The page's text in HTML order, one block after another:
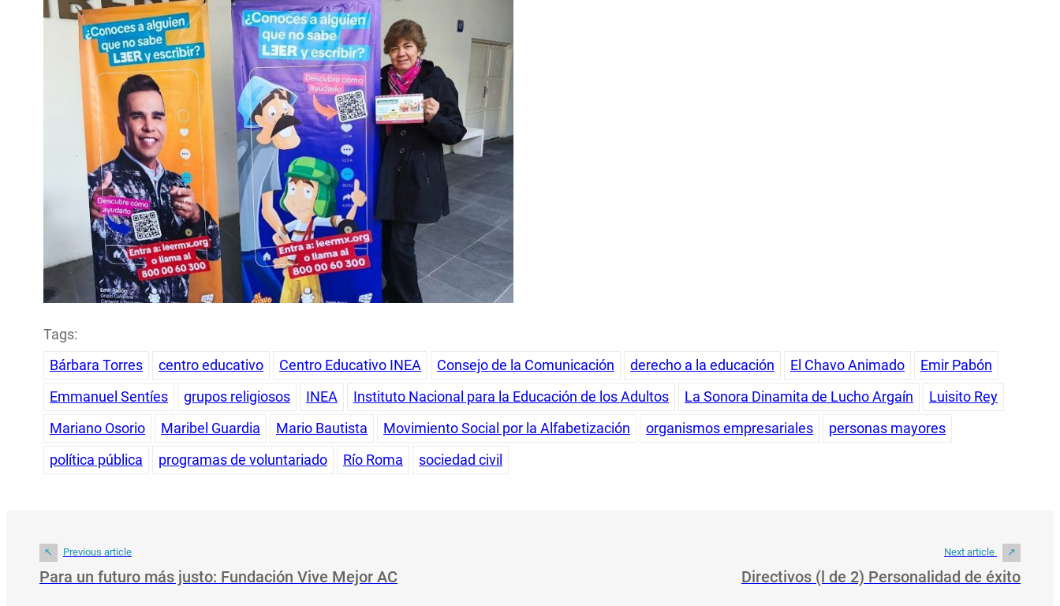
Tags:
Bárbara Torres
centro educativo Centro Educativo INEA Consejo de la Comunicación derecho a la educación El Chavo Animado
Emir Pabón
Emmanuel Sentíes
grupos religiosos INEA Instituto Nacional para la Educación de los Adultos La Sonora Dinamita de Lucho Argaín
Luisito Rey
Mariano Osorio
Maribel Guardia Mario Bautista Movimiento Social por la Alfabetización organismos empresariales
personas mayores
política pública
programas de voluntariado Río Roma sociedad civil
Previous article
Para un futuro más justo: Fundación Vive Mejor AC
Next article
Directivos (l de 2) Personalidad de éxito